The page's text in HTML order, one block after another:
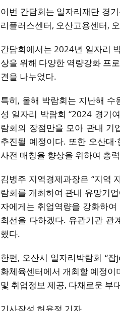
이번 간담회는 일자리재단 경
리플러스센터, 오산고용센터,
간담회에서는 2024년 일자리
상을 위해 다양한 역량강화 프
견을 나누었다.
특히, 올해 박람회는 지난해
성 일자리 박람회 “2024 경기
람회의 장점만을 모아 관내 기
추진될 예정이다. 또한 오산대
사전 매칭율 향상을 위하여 총
김병주 지역경제과장은 “지역
람회를 개최하여 관내 유망기
자에게는 취업역량을 강화하
최선을 다하겠다. 유관기관 관
했다.
한편, 오산시 일자리박람회 “
화체육센터에서 개최할 예정
및 취업정보 제공, 다채로운 부